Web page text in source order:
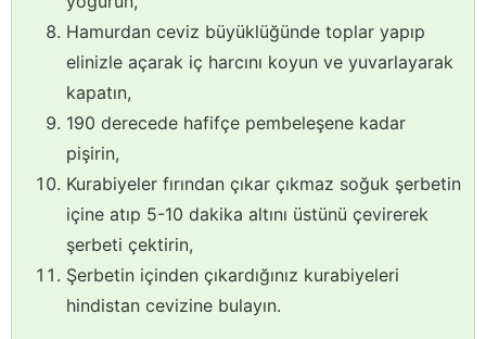
Hamurdan ceviz büyüklüğünde toplar yapıp
elinizle açarak iç harcını koyun ve yuvarlayarak
kapatın,
190 derecede hafifçe pembeleşene kadar
pişirin,
Kurabiyeler fırından çıkar çıkmaz soğuk şerbetin
içine atıp 5-10 dakika altını üstünü çevirerek
şerbeti çektirin,
Şerbetin içinden çıkardığınız kurabiyeleri
hindistan cevizine bulayın.